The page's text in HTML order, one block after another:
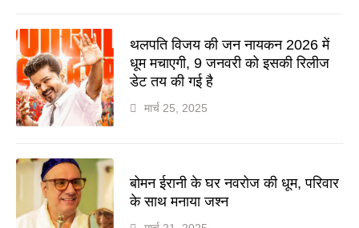
थलपति विजय की जन नायकन 2026 में
धूम मचाएगी, 9 जनवरी को इसकी रिलीज
डेट तय की गई है
मार्च 25, 2025
बोमन ईरानी के घर नवरोज की धूम, परिवार
के साथ मनाया जश्न